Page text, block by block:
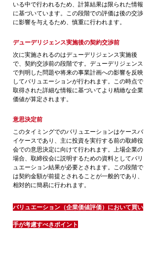
いる中で行われるため、計算結果は限られた情報
に基づいています。この段階での評価は後の交渉
に影響を与えるため、慎重に行われます。
デューデリジェンス実施後の契約交渉前
次に実施されるのはデューデリジェンス実施後
で、契約交渉前の段階です。デューデリジェンス
で判明した問題や将来の事業計画への影響を反映
してバリュエーションが行われます。この時点で
取得された詳細な情報に基づいてより精緻な企業
価値が算定されます。
意思決定前
このタイミングでのバリュエーションはケースバ
イケースであり、主に投資を実行する前の取締役
会での意思決定に向けて行われます。上場企業の
場合、取締役会に説明するための資料としてバリ
ュエーション結果が必要とされます。この段階で
は契約金額が前提とされることが一般的であり、
相対的に簡易に行われます。
バリュエーション（企業価値評価）において買い
手が考慮すべきポイント